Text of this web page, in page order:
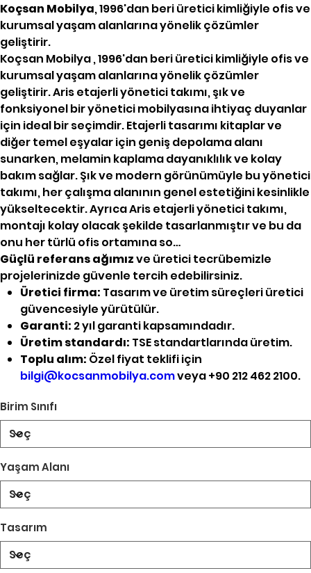
Koçsan Mobilya, 1996'dan beri üretici kimliğiyle ofis ve
kurumsal yaşam alanlarına yönelik çözümler
geliştirir.
Koçsan Mobilya , 1996'dan beri üretici kimliğiyle ofis ve
kurumsal yaşam alanlarına yönelik çözümler
geliştirir. Aris etajerli yönetici takımı, şık ve
fonksiyonel bir yönetici mobilyasına ihtiyaç duyanlar
için ideal bir seçimdir. Etajerli tasarımı kitaplar ve
diğer temel eşyalar için geniş depolama alanı
sunarken, melamin kaplama dayanıklılık ve kolay
bakım sağlar. Şık ve modern görünümüyle bu yönetici
takımı, her çalışma alanının genel estetiğini kesinlikle
yükseltecektir. Ayrıca Aris etajerli yönetici takımı,
montajı kolay olacak şekilde tasarlanmıştır ve bu da
onu her türlü ofis ortamına so…
Güçlü referans ağımızve üretici tecrübemizle
projelerinizde güvenle tercih edebilirsiniz.
Üretici firma: Tasarım ve üretim süreçleri üretici
güvencesiyle yürütülür.
Garanti: 2 yıl garanti kapsamındadır.
Üretim standardı: TSE standartlarında üretim.
Toplu alım: Özel fiyat teklifi için
bilgi@kocsanmobilya.comveya +90 212 462 2100.
Birim Sınıfı
Yaşam Alanı
Tasarım